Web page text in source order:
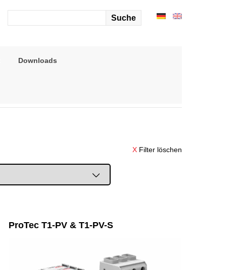
for:
Downloads
X Filter löschen
ProTec T1-PV & T1-PV-S